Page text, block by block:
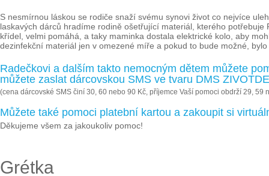
S nesmírnou láskou se rodiče snaží svému synovi život co nejvíce
laskavých dárců hradíme rodině ošetřující materiál, kterého
křídel, velmi pomáhá, a taky maminka dostala elektrické kolo, aby
dezinfekční materiál jen v omezené míře a pokud to bude možné,
Radečkovi a dalším takto nemocným dětem můžete
můžete zaslat dárcovskou SMS ve tvaru DMS
(cena dárcovské SMS činí 30, 60 nebo 90 Kč, příjemce Vaší pomoci obdrží 29, 59
Můžete také pomoci platební kartou a zakoupit si
Děkujeme všem za jakoukoliv pomoc!
Grétka